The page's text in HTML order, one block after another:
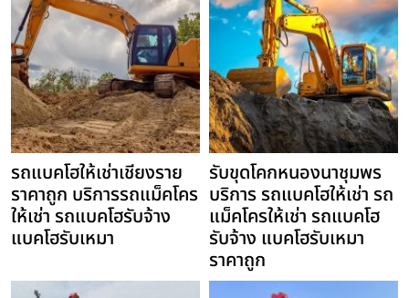
รถแบคโฮให้เช่าเชียงราย
ราคาถูก บริการรถแม็คโคร
ให้เช่า รถแบคโฮรับจ้าง
แบคโฮรับเหมา
รับขุดโคกหนองนาชุมพร
บริการ รถแบคโฮให้เช่า รถ
แม็คโครให้เช่า รถแบคโฮ
รับจ้าง แบคโฮรับเหมา
ราคาถูก